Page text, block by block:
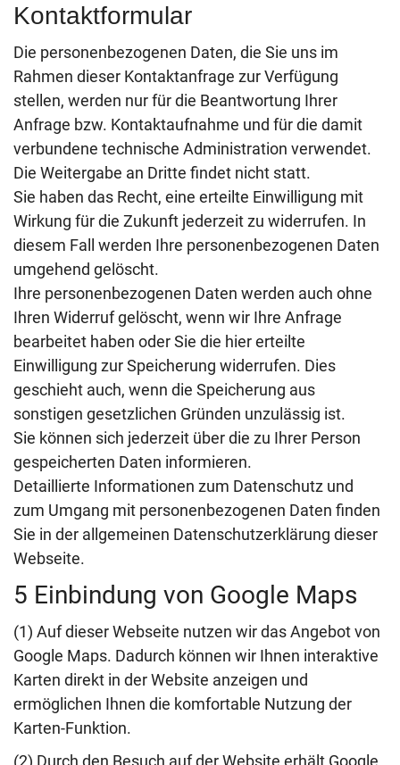
Kontaktformular
Die personenbezogenen Daten, die Sie uns im
Rahmen dieser Kontaktanfrage zur Verfügung
stellen, werden nur für die Beantwortung Ihrer
Anfrage bzw. Kontaktaufnahme und für die damit
verbundene technische Administration verwendet.
Die Weitergabe an Dritte findet nicht statt.
Sie haben das Recht, eine erteilte Einwilligung mit
Wirkung für die Zukunft jederzeit zu widerrufen. In
diesem Fall werden Ihre personenbezogenen Daten
umgehend gelöscht.
Ihre personenbezogenen Daten werden auch ohne
Ihren Widerruf gelöscht, wenn wir Ihre Anfrage
bearbeitet haben oder Sie die hier erteilte
Einwilligung zur Speicherung widerrufen. Dies
geschieht auch, wenn die Speicherung aus
sonstigen gesetzlichen Gründen unzulässig ist.
Sie können sich jederzeit über die zu Ihrer Person
gespeicherten Daten informieren.
Detaillierte Informationen zum Datenschutz und
zum Umgang mit personenbezogenen Daten finden
Sie in der allgemeinen Datenschutzerklärung dieser
Webseite.
5 Einbindung von Google Maps
(1) Auf dieser Webseite nutzen wir das Angebot von
Google Maps. Dadurch können wir Ihnen interaktive
Karten direkt in der Website anzeigen und
ermöglichen Ihnen die komfortable Nutzung der
Karten-Funktion.
(2) Durch den Besuch auf der Website erhält Google